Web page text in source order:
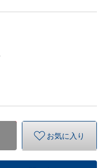
お気に入り